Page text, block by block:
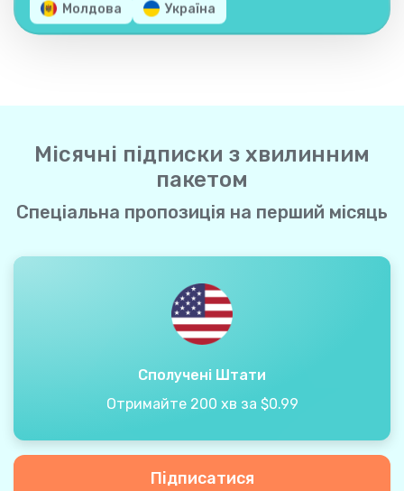
Молдова Україна
Місячні підписки з хвилинним
пакетом
Спеціальна пропозиція на перший місяць
Сполучені Штати
Отримайте 200 хв за $0.99
Підписатися